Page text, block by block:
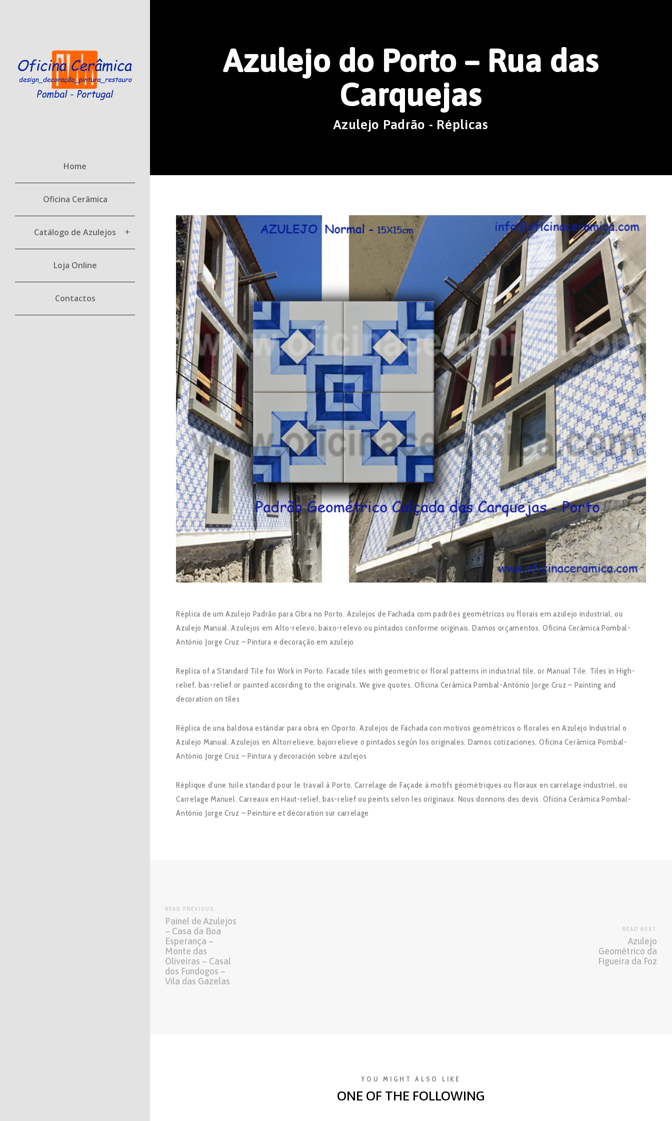
Home
Oficina Cerâmica
Catálogo de Azulejos
Loja Online
Contactos
Azulejo do Porto – Rua das
Carquejas
Azulejo Padrão - Réplicas
Réplica de um Azulejo Padrão para Obra no Porto. Azulejos de Fachada com padrões geométricos ou florais em azulejo industrial, ou
Azulejo Manual. Azulejos em Alto-relevo, baixo-relevo ou pintados conforme originais. Damos orçamentos. Oficina Cerâmica Pombal-
António Jorge Cruz – Pintura e decoração em azulejo
Replica of a Standard Tile for Work in Porto. Facade tiles with geometric or floral patterns in industrial tile, or Manual Tile. Tiles in High-
relief, bas-relief or painted according to the originals. We give quotes. Oficina Cerâmica Pombal-António Jorge Cruz – Painting and
decoration on tiles
Réplica de una baldosa estándar para obra en Oporto. Azulejos de Fachada con motivos geométricos o florales en Azulejo Industrial o
Azulejo Manual. Azulejos en Altorrelieve, bajorrelieve o pintados según los originales. Damos cotizaciones. Oficina Cerâmica Pombal-
António Jorge Cruz – Pintura y decoración sobre azulejos
Réplique d’une tuile standard pour le travail à Porto. Carrelage de Façade à motifs géométriques ou floraux en carrelage industriel, ou
Carrelage Manuel. Carreaux en Haut-relief, bas-relief ou peints selon les originaux. Nous donnons des devis. Oficina Cerâmica Pombal-
António Jorge Cruz – Peinture et décoration sur carrelage
READ PREVIOUS
Painel de Azulejos
– Casa da Boa
Esperança –
Monte das
Oliveiras – Casal
dos Fundogos –
Vila das Gazelas
READ NEXT
Azulejo
Geométrico da
Figueira da Foz
YOU MIGHT ALSO LIKE
ONE OF THE FOLLOWING